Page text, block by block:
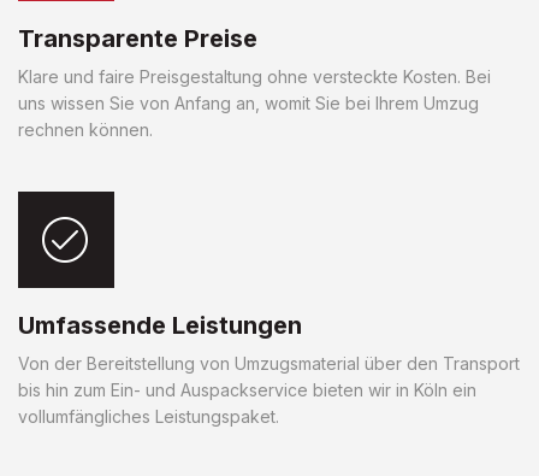
Transparente Preise
Klare und faire Preisgestaltung ohne versteckte Kosten. Bei
uns wissen Sie von Anfang an, womit Sie bei Ihrem Umzug
rechnen können.
Umfassende Leistungen
Von der Bereitstellung von Umzugsmaterial über den Transport
bis hin zum Ein- und Auspackservice bieten wir in Köln ein
vollumfängliches Leistungspaket.